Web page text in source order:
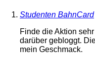
Studenten BahnCard
Finde die Aktion
darüber gebloggt.
mein Geschmack.